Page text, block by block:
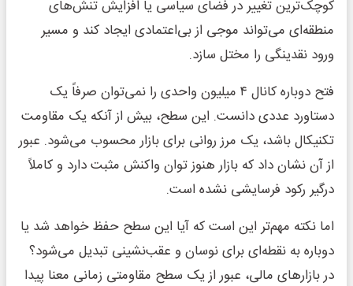
کوچک‌ترین تغییر در فضای سیاسی یا افزایش تنش‌های
منطقه‌ای می‌تواند موجی از بی‌اعتمادی ایجاد کند و مسیر
ورود نقدینگی را مختل سازد.
فتح دوباره کانال ۴ میلیون واحدی را نمی‌توان صرفاً یک
دستاورد عددی دانست. این سطح، بیش از آنکه یک مقاومت
تکنیکال باشد، یک مرز روانی برای بازار محسوب می‌شود. عبور
از آن نشان داد که بازار هنوز توان واکنش مثبت دارد و کاملاً
درگیر رکود فرسایشی نشده است.
اما نکته مهم‌تر این است که آیا این سطح حفظ خواهد شد یا
دوباره به نقطه‌ای برای نوسان و عقب‌نشینی تبدیل می‌شود؟
در بازارهای مالی، عبور از یک سطح مقاومتی زمانی معنا پیدا